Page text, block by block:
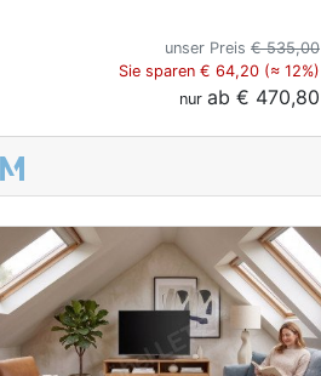
unser Preis € 535,00
Sie sparen € 64,20 (≈ 12%)
nur ab € 470,80